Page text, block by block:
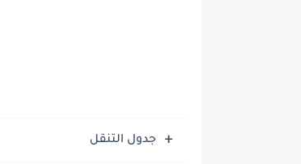
جدول التنقل